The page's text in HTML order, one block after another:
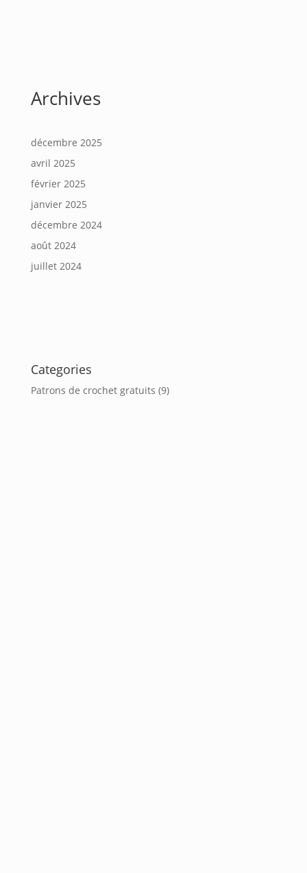
Archives
décembre 2025
avril 2025
février 2025
janvier 2025
décembre 2024
août 2024
juillet 2024
Categories
Patrons de crochet gratuits (9)